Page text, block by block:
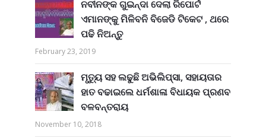
ନବୀନଙ୍କ ଗୁଇନ୍ଦା ଦେଲା ରିପୋର୍ଟ
ଏମାନଙ୍କୁ ମିଳିବନି ବିଜେଡି ଟିକେଟ , ଥରେ
ପଢି ନିଅନ୍ତୁ
February 23, 2019
ମୃତ୍ୟୁ ସହ ଲଢୁଛି ଅଭିଲିପ୍ସା, ସହାୟତାର
ହାତ ବଢାଇଲେ ଧର୍ମଶାଳା ବିଧାୟକ ପ୍ରଣବ
ବଳବନ୍ତରାୟ
November 10, 2018